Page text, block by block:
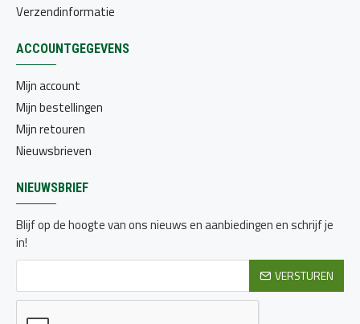
Verzendinformatie
ACCOUNTGEGEVENS
Mijn account
Mijn bestellingen
Mijn retouren
Nieuwsbrieven
NIEUWSBRIEF
Blijf op de hoogte van ons nieuws en aanbiedingen en schrijf je
in!
VERSTUREN